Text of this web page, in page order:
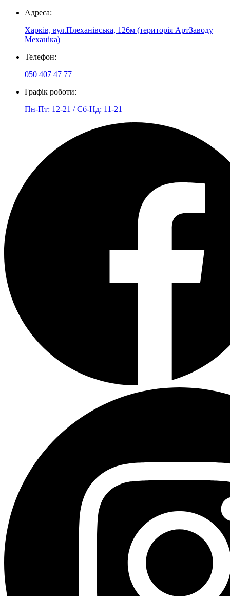
Адреса:
Харків, вул.Плеханівська, 126м (територія АртЗаводу
Механіка)
Телефон:
050 407 47 77
Графік роботи:
Пн-Пт: 12-21 / Сб-Нд: 11-21